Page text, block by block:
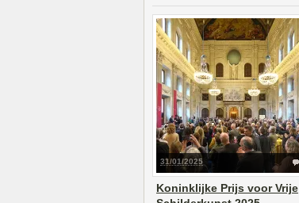
31/01/2025
Koninklijke Prijs voor Vrije